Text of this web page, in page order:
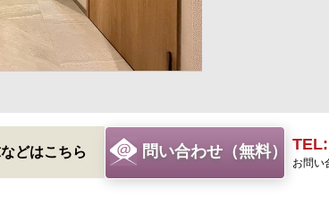
どはこちら 問い合わせ（無料）
お問い